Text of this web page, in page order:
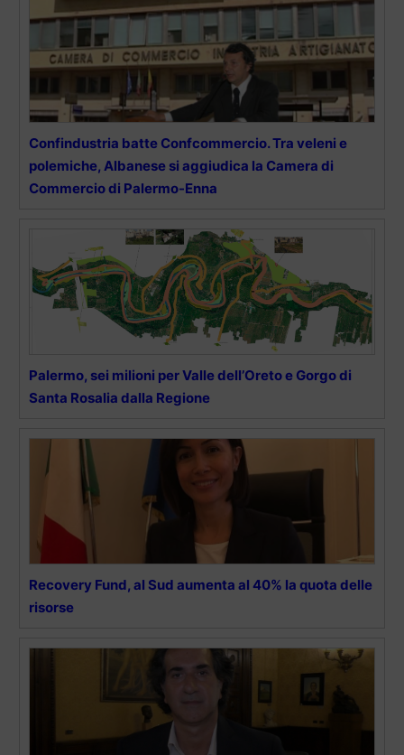
Confindustria batte Confcommercio. Tra veleni e
polemiche, Albanese si aggiudica la Camera di
Commercio di Palermo-Enna
Palermo, sei milioni per Valle dell’Oreto e Gorgo di
Santa Rosalia dalla Regione
Recovery Fund, al Sud aumenta al 40% la quota delle
risorse